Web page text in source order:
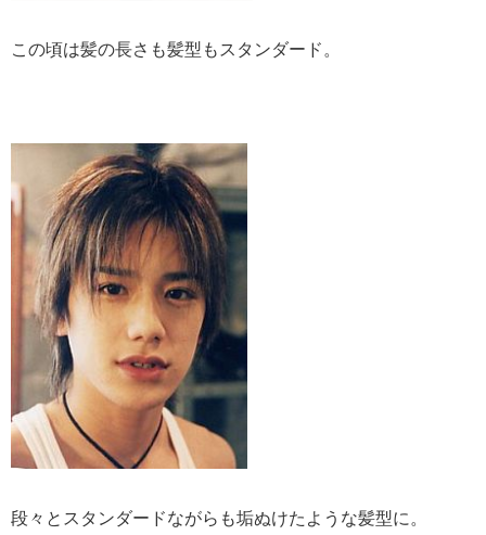
この頃は髪の長さも髪型もスタンダード。
段々とスタンダードながらも垢ぬけたような髪型に。